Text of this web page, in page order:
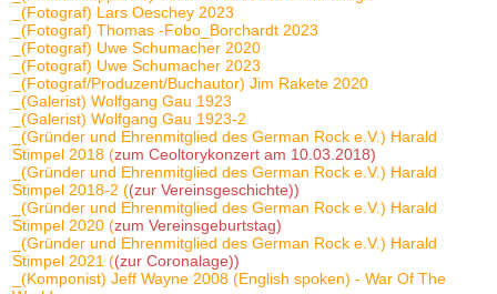
_(Fotograf) Lars Oeschey 2023
_(Fotograf) Thomas -Fobo_Borchardt 2023
_(Fotograf) Uwe Schumacher 2020
_(Fotograf) Uwe Schumacher 2023
_(Fotograf/Produzent/Buchautor) Jim Rakete 2020
_(Galerist) Wolfgang Gau 1923
_(Galerist) Wolfgang Gau 1923-2
_(Gründer und Ehrenmitglied des German Rock e.V.) Harald
Stimpel 2018 (zum Ceoltorykonzert am 10.03.2018)
_(Gründer und Ehrenmitglied des German Rock e.V.) Harald
Stimpel 2018-2 ((zur Vereinsgeschichte))
_(Gründer und Ehrenmitglied des German Rock e.V.) Harald
Stimpel 2020 (zum Vereinsgeburtstag)
_(Gründer und Ehrenmitglied des German Rock e.V.) Harald
Stimpel 2021 ((zur Coronalage))
_(Komponist) Jeff Wayne 2008 (English spoken) - War Of The